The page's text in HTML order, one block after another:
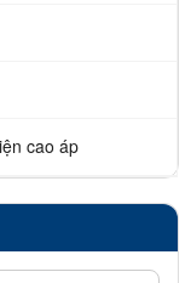
cao áp